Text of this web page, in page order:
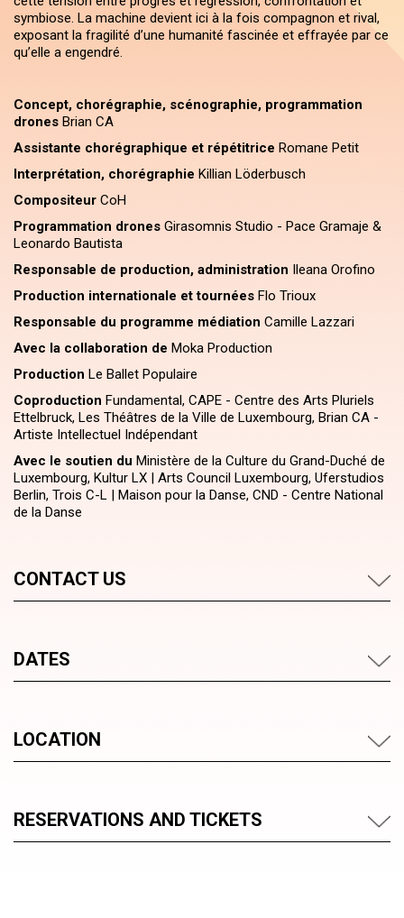
symbiose. La machine devient ici à la fois compagnon et rival,
exposant la fragilité d’une humanité fascinée et effrayée par ce
qu’elle a engendré.
Concept, chorégraphie, scénographie, programmation
drones Brian CA
Assistante chorégraphique et répétitrice Romane Petit
Interprétation, chorégraphie Killian Löderbusch
Compositeur CoH
Programmation drones Girasomnis Studio - Pace Gramaje &
Leonardo Bautista
Responsable de production, administration Ileana Orofino
Production internationale et tournées Flo Trioux
Responsable du programme médiation Camille Lazzari
Avec la collaboration de Moka Production
Production Le Ballet Populaire
Coproduction Fundamental, CAPE - Centre des Arts Pluriels
Ettelbruck, Les Théâtres de la Ville de Luxembourg, Brian CA -
Artiste Intellectuel Indépendant
Avec le soutien du Ministère de la Culture du Grand-Duché de
Luxembourg, Kultur LX | Arts Council Luxembourg, Uferstudios
Berlin, Trois C-L | Maison pour la Danse, CND - Centre National
de la Danse
CONTACT US
DATES
LOCATION
RESERVATIONS AND TICKETS